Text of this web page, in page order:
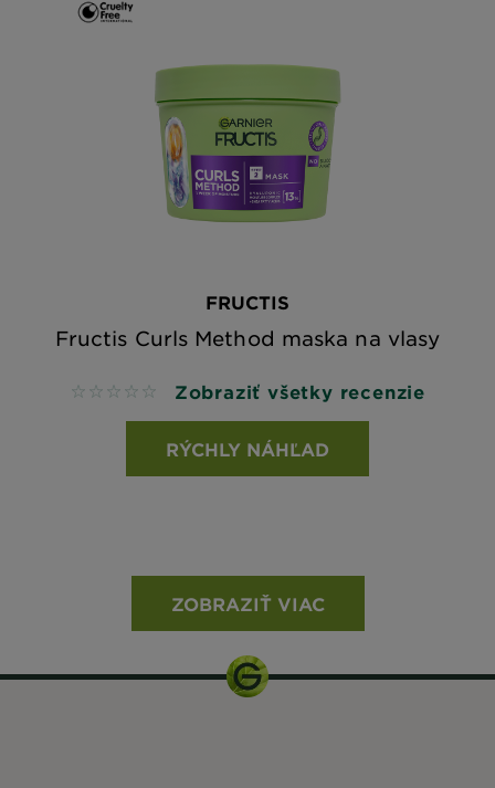
FRUCTIS
Fructis Curls Method maska na vlasy
No reviews Zobraziť všetky recenzie
RÝCHLY NÁHĽAD
ZOBRAZIŤ VIAC